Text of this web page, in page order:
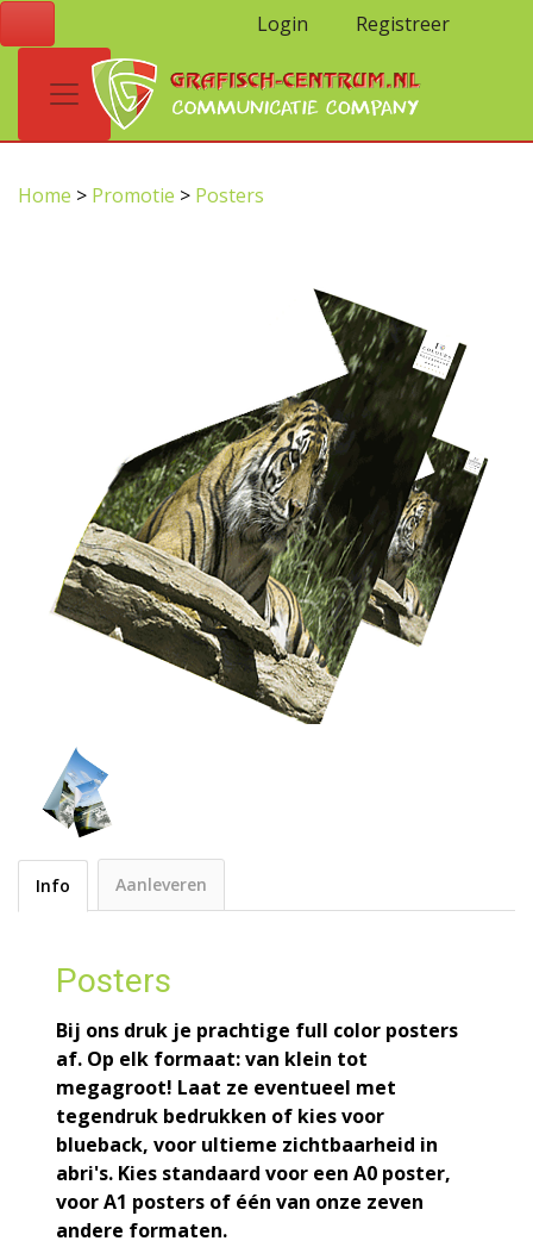
Login Registreer
Home > Promotie > Posters
Info Aanleveren
Posters
Bij ons druk je prachtige full color posters
af. Op elk formaat: van klein tot
megagroot! Laat ze eventueel met
tegendruk bedrukken of kies voor
blueback, voor ultieme zichtbaarheid in
abri's. Kies standaard voor een A0 poster,
voor A1 posters of één van onze zeven
andere formaten.